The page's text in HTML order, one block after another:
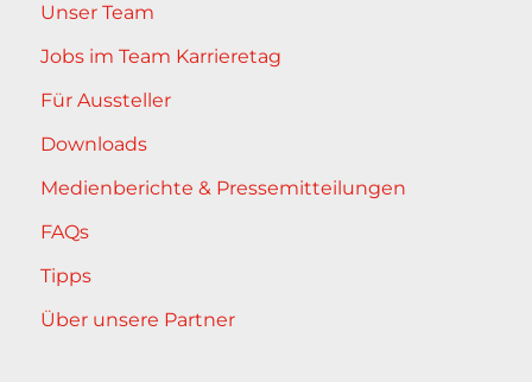
Unser Team
Jobs im Team Karrieretag
Für Aussteller
Downloads
Medienberichte & Pressemitteilungen
FAQs
Tipps
Über unsere Partner